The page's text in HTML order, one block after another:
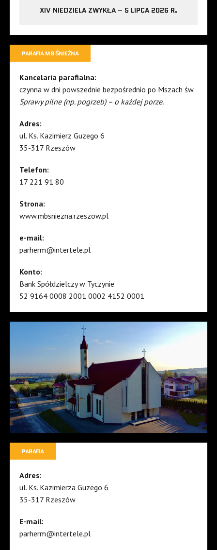
XIV NIEDZIELA ZWYKŁA – 5 LIPCA 2026 R.
PARAFIA MB ŚNIEŻNA
Kancelaria parafialna:
czynna w dni powszednie bezpośrednio po Mszach św.
Sprawy pilne (np. pogrzeb) – o każdej porze.
Adres:
ul. Ks. Kazimierz Guzego 6
35-317 Rzeszów
Telefon:
17 221 91 80
Strona:
www.mbsniezna.rzeszow.pl
e-mail:
parherm@intertele.pl
Konto:
Bank Spółdzielczy w Tyczynie
52 9164 0008 2001 0002 4152 0001
PARAFIA
Adres:
ul. Ks. Kazimierza Guzego 6
35-317 Rzeszów
E-mail:
parherm@intertele.pl